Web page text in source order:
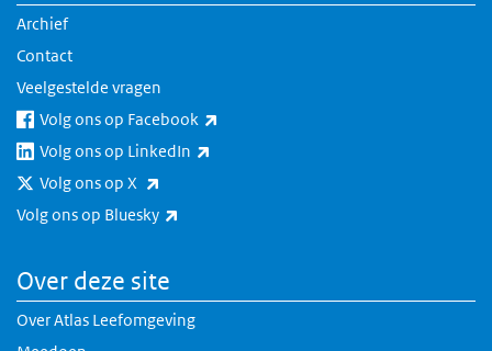
Archief
Contact
Veelgestelde vragen
Volg ons op Facebook
Volg ons op LinkedIn
Volg ons op X
Volg ons op Bluesky
Over deze site
Over Atlas Leefomgeving